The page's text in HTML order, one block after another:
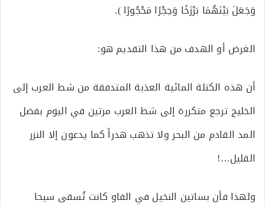
وَجَعَلَ بَيْنَهُمَا بَرْزَخًا وَحِجْرًا مَحْجُورًا ).
الغرض أو الهدف من هذا التقديم هو:
أن هذه الكتلة المائية العذبة المتدفقة من شط العرب إلى
الخليج ترجع متكررة إلى شط العرب مرتين في اليوم بفضل
المد القادم من البحر ولا تذهب هدراً كما يدعون إلا النزر
القليل…!
ولهذا فأن بساتين النخيل في الفاو كانت تُسقى سيحا